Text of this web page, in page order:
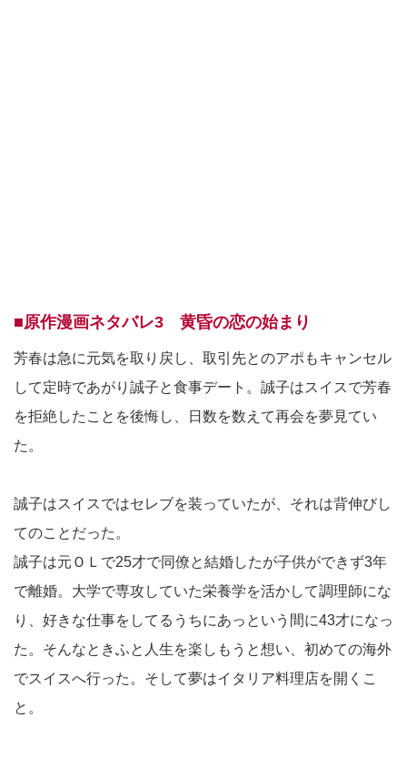
■原作漫画ネタバレ3 黄昏の恋の始まり
芳春は急に元気を取り戻し、取引先とのアポもキャンセル
して定時であがり誠子と食事デート。誠子はスイスで芳春
を拒絶したことを後悔し、日数を数えて再会を夢見てい
た。
誠子はスイスではセレブを装っていたが、それは背伸びし
てのことだった。
誠子は元ＯＬで25才で同僚と結婚したが子供ができず3年
で離婚。大学で専攻していた栄養学を活かして調理師にな
り、好きな仕事をしてるうちにあっという間に43才になっ
た。そんなときふと人生を楽しもうと想い、初めての海外
でスイスへ行った。そして夢はイタリア料理店を開くこ
と。